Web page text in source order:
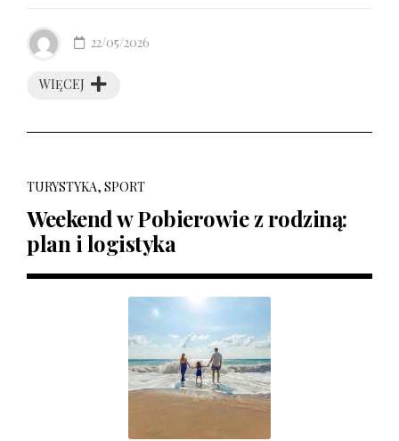
WIĘCEJ
22/05/2026
TURYSTYKA, SPORT
Weekend w Pobierowie z rodziną:
plan i logistyka